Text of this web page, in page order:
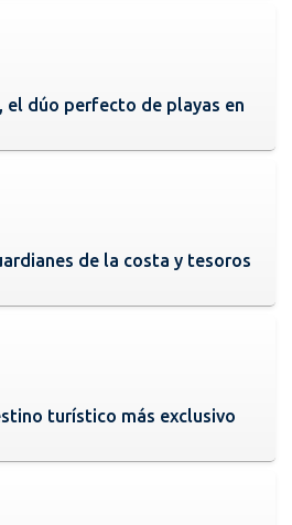
el dúo perfecto de playas en
de la costa y tesoros
turístico más exclusivo